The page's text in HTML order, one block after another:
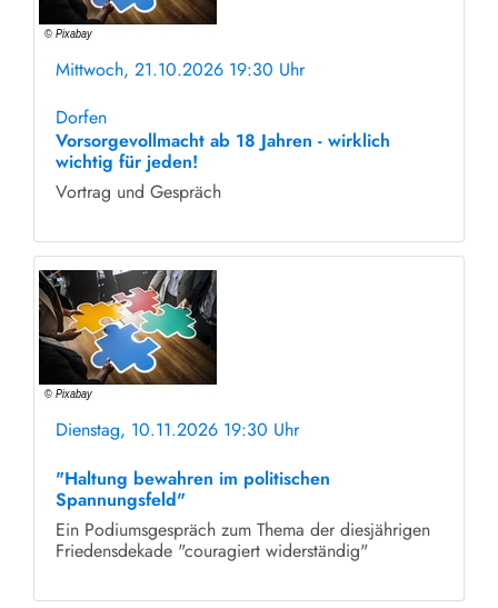
Mittwoch, 21.10.2026 19:30 Uhr
Dorfen
Vorsorgevollmacht ab 18 Jahren - wirklich
wichtig für jeden!
Vortrag und Gespräch
Dienstag, 10.11.2026 19:30 Uhr
"Haltung bewahren im politischen
Spannungsfeld"
Ein Podiumsgespräch zum Thema der diesjährigen
Friedensdekade "couragiert widerständig"